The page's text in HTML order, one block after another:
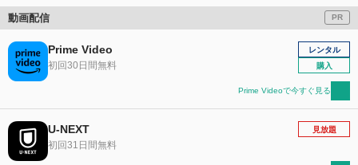
動画配信 PR
Prime Video
初回30日間無料
レンタル
購入
Prime Videoで今すぐ見る
U-NEXT
初回31日間無料
見放題